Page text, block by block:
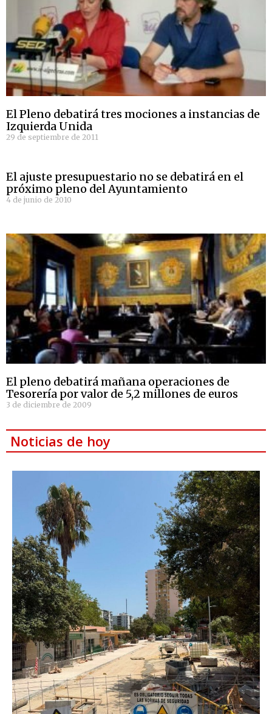
El Pleno debatirá tres mociones a instancias de
Izquierda Unida
29 de septiembre de 2011
El ajuste presupuestario no se debatirá en el
próximo pleno del Ayuntamiento
4 de junio de 2010
El pleno debatirá mañana operaciones de
Tesorería por valor de 5,2 millones de euros
3 de diciembre de 2009
Noticias de hoy